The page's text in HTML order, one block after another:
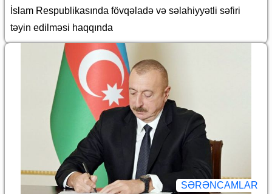
İslam Respublikasında fövqəladə və səlahiyyətli səfiri
təyin edilməsi haqqında
SƏRƏNCAMLAR